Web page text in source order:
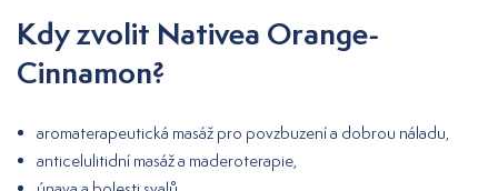
Kdy zvolit Nativea Orange-
Cinnamon?
aromaterapeutická masáž pro povzbuzení a dobrou náladu,
anticelulitidní masáž a maderoterapie,